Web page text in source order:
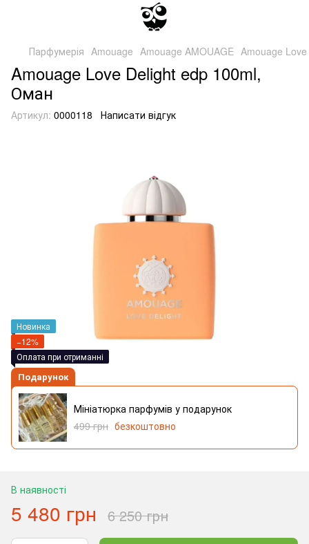
Парфумерія Amouage Amouage AMOUAGE Amouage
Amouage Love Delight edp 100ml,
Оман
Артикул: 0000118 Написати відгук
Новинка
−12%
Оплата при отриманні
Подарунок
Мініатюрка парфумів у подарунок
499 грн безкоштовно
В наявності
5 480 грн 6 250 грн